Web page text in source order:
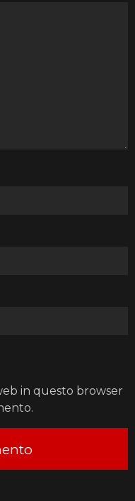
in questo browser